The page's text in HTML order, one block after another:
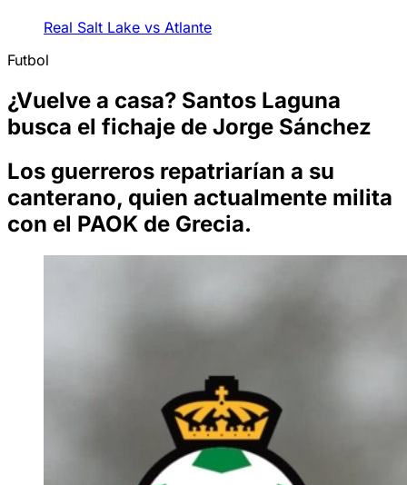
Real Salt Lake vs Atlante
Futbol
¿Vuelve a casa? Santos Laguna
busca el fichaje de Jorge Sánchez
Los guerreros repatriarían a su
canterano, quien actualmente milita
con el PAOK de Grecia.